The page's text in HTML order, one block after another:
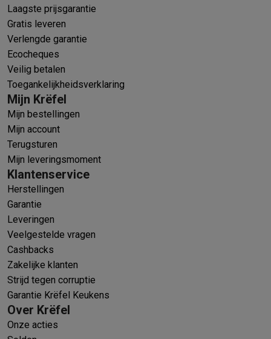
Laagste prijsgarantie
Gratis leveren
Verlengde garantie
Ecocheques
Veilig betalen
Toegankelijkheidsverklaring
Mijn Krëfel
Mijn bestellingen
Mijn account
Terugsturen
Mijn leveringsmoment
Klantenservice
Herstellingen
Garantie
Leveringen
Veelgestelde vragen
Cashbacks
Zakelijke klanten
Strijd tegen corruptie
Garantie Krëfel Keukens
Over Krëfel
Onze acties